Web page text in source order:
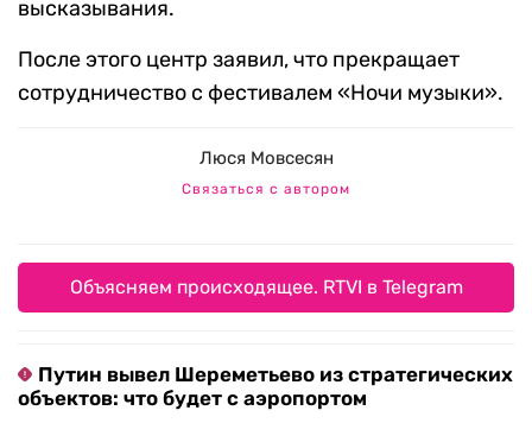
высказывания.
После этого центр заявил, что прекращает
сотрудничество с фестивалем «Ночи музыки».
Люся Мовсесян
Связаться с автором
Объясняем происходящее. RTVI в Telegram
Путин вывел Шереметьево из стратегических
объектов: что будет с аэропортом